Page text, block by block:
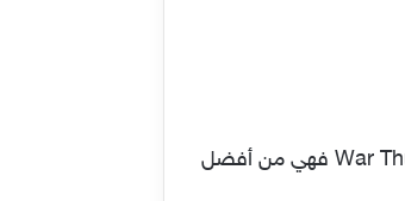
ما زلنا مع أفضل ألعاب حرب للكمبيوتر اون لاين 2021 وهذه المرة مع لعبة أكثر من رائعة وهي ور ثندر أو بالإنجليزية War Thunder فهي من أفضل